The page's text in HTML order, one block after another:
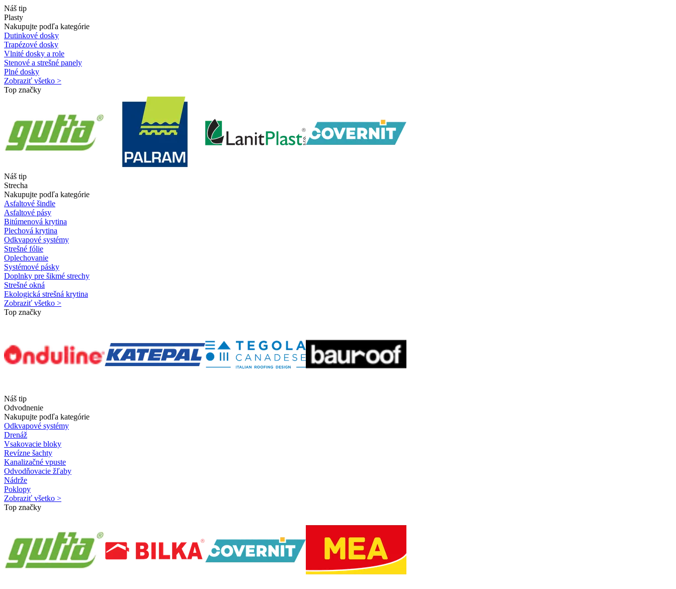
Náš tip
Plasty
Nakupujte podľa kategórie
Dutinkové dosky
Trapézové dosky
Vlnité dosky a role
Stenové a strešné panely
Plné dosky
Zobraziť všetko >
Top značky
Náš tip
Strecha
Nakupujte podľa kategórie
Asfaltové šindle
Asfaltové pásy
Bitúmenová krytina
Plechová krytina
Odkvapové systémy
Strešné fólie
Oplechovanie
Systémové pásky
Doplnky pre šikmé strechy
Strešné okná
Ekologická strešná krytina
Zobraziť všetko >
Top značky
Náš tip
Odvodnenie
Nakupujte podľa kategórie
Odkvapové systémy
Drenáž
Vsakovacie bloky
Revízne šachty
Kanalizačné vpuste
Odvodňovacie žľaby
Nádrže
Poklopy
Zobraziť všetko >
Top značky